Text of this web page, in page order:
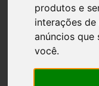
produtos e
interações
anúncios que
você.